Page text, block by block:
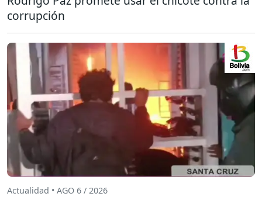
corrupción
Actualidad • AGO 6 / 2026